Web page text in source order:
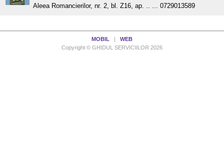
Aleea Romancierilor, nr. 2, bl. Z16, ap. .. ... 0729013589
MOBIL
WEB
Copyright © GHIDUL SERVICIILOR 2026